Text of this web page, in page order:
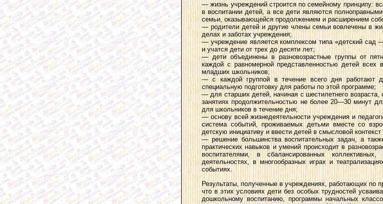
— жизнь учреждений строится по семейному принципу:
в воспитании детей, а все дети являются
семьи, оказывающейся продолжением и расширением
— родители детей и другие члены семьи вовлечены в
делах и заботах учреждения;
— учреждение является комплексом типа «детский сад
и учатся дети от трех до десяти лет;
— дети объединены в разновозрастные группы от
каждой с равномерной представленностью детей всех
младших школьников;
— с каждой группой в течение всего дня работают
специальную подготовку для работы по этой программе;
— для старших детей, начиная с шестилетнего возраста,
занятиях продолжительностью не более 20—30 минут
для школьников в течение дня;
— основу всей жизнедеятельности учреждения и
система событий, проживаемых детьми вместе со
детскую инициативу и ввести детей в смысловой
— решение большинства воспитательных задач, а
практических навыков и умений происходит в
воспитателями, в сбалансированных
деятельностях, в многообразных играх и
событиях.
Результаты, полученные в учреждениях, работающих по
что в этих условиях дети без особых трудностей
дошкольному воспитанию, программы начальных